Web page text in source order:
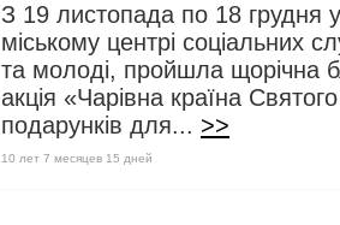
З 19 листопада по 18 грудня
міському центрі соціальних
та молоді, пройшла щорічна
акція «Чарівна країна
подарунків для... >>
10 лет 7 месяцев 15 дней